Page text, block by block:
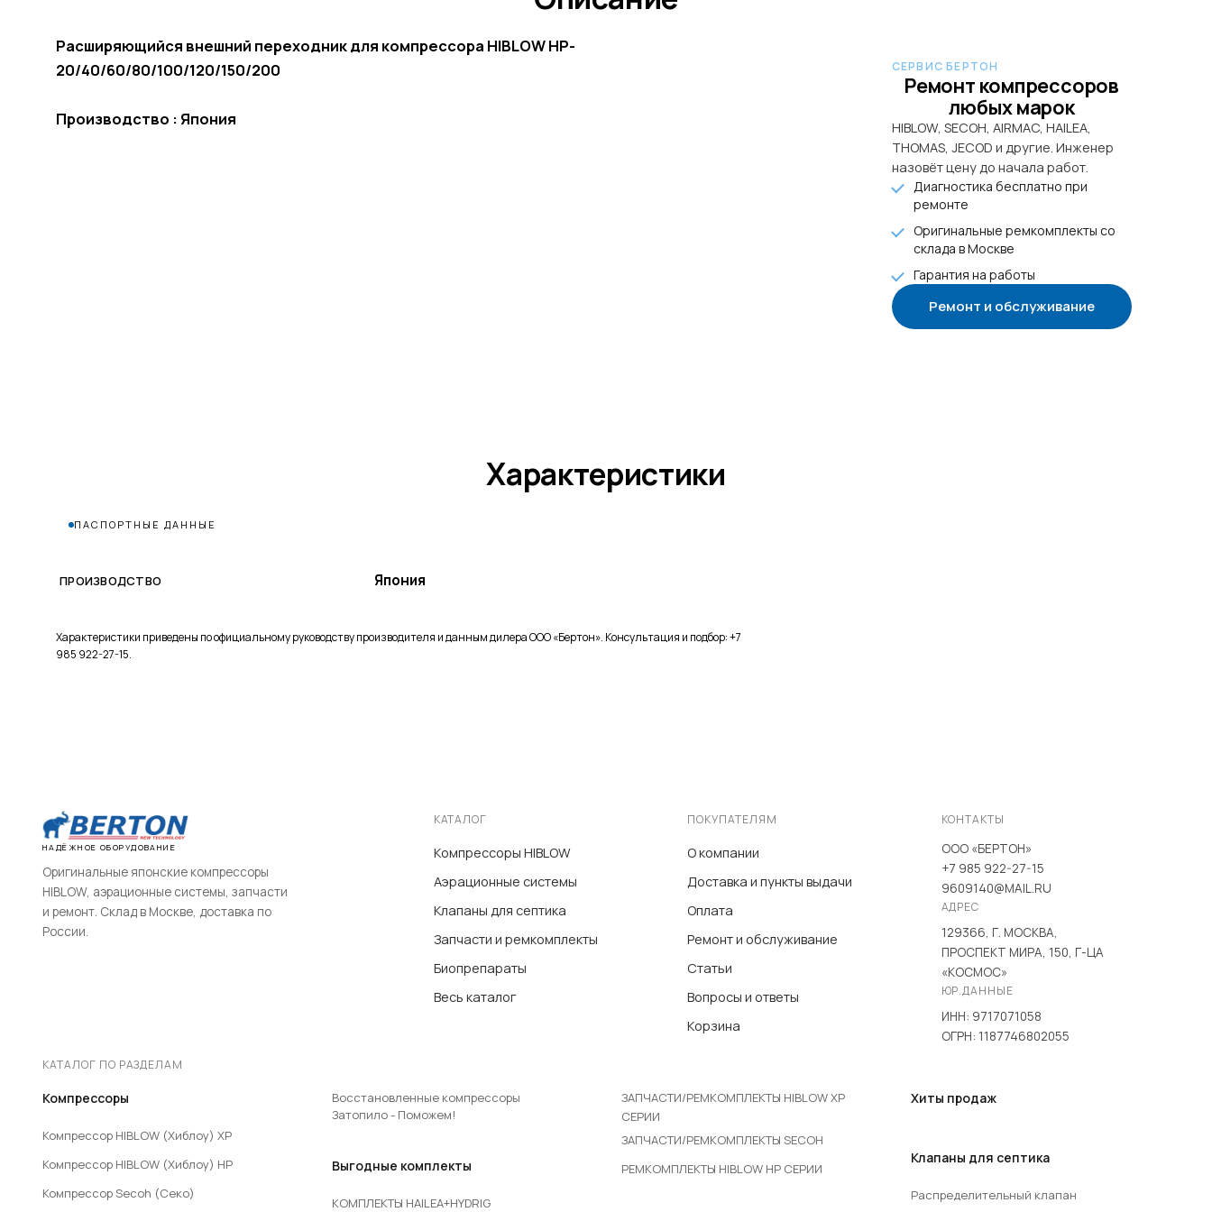
СЕРВИС БЕРТОН
Ремонт компрессоров
любых марок
HIBLOW, SECOH, AIRMAC, HAILEA,
THOMAS, JECOD и другие. Инженер
назовёт цену до начала работ.
Диагностика бесплатно при
ремонте
Оригинальные ремкомплекты со
склада в Москве
Гарантия на работы
Ремонт и обслуживание
Расширяющийся внешний переходник для компрессора HIBLOW HP-
20/40/60/80/100/120/150/200
Производство : Япония
Характеристики
ПАСПОРТНЫЕ ДАННЫЕ
ПРОИЗВОДСТВО Япония
Характеристики приведены по официальному руководству производителя и данным дилера ООО «Бертон». Консультация и подбор: +7
985 922-27-15.
НАДЁЖНОЕ ОБОРУДОВАНИЕ
Оригинальные японские компрессоры
HIBLOW, аэрационные системы, запчасти
и ремонт. Склад в Москве, доставка по
России.
КАТАЛОГ
Компрессоры HIBLOW
Аэрационные системы
Клапаны для септика
Запчасти и ремкомплекты
Биопрепараты
Весь каталог
ПОКУПАТЕЛЯМ
О компании
Доставка и пункты выдачи
Оплата
Ремонт и обслуживание
Статьи
Вопросы и ответы
Корзина
КОНТАКТЫ
ООО «БЕРТОН»
+7 985 922-27-15
9609140@MAIL.RU
АДРЕС
129366, Г. МОСКВА,
ПРОСПЕКТ МИРА, 150, Г-ЦА
«КОСМОС»
ЮР.ДАННЫЕ
ИНН: 9717071058
ОГРН: 1187746802055
КАТАЛОГ ПО РАЗДЕЛАМ
Компрессоры
Компрессор HIBLOW (Хиблоу) XP
Компрессор HIBLOW (Хиблоу) HP
Компрессор Secoh (Секо)
Восстановленные компрессоры
Затопило - Поможем!
Выгодные комплекты
КОМПЛЕКТЫ HAILEA+HYDRIG
ЗАПЧАСТИ/РЕМКОМПЛЕКТЫ HIBLOW XP
СЕРИИ
ЗАПЧАСТИ/РЕМКОМПЛЕКТЫ SECOH
РЕМКОМПЛЕКТЫ HIBLOW HP СЕРИИ
Хиты продаж
Клапаны для септика
Распределительный клапан